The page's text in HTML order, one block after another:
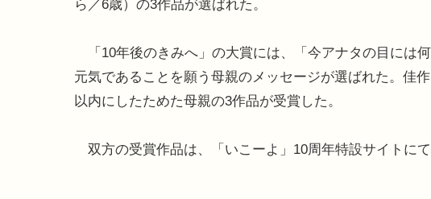
ら／6歳）の3作品が選ばれた。
「10年後のきみへ」の大賞には、「今アナタの目には
元気であることを願う母親のメッセージが選ばれた。佳
以内にしたためた母親の3作品が受賞した。
双方の受賞作品は、「いこーよ」10周年特設サイトにて